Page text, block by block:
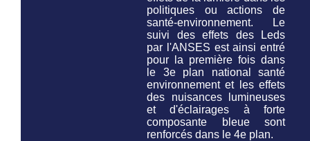
politiques ou actions de
santé-environnement. Le
suivi des effets des Leds
par l'ANSES est ainsi entré
pour la première fois dans
le 3e plan national santé
environnement et les effets
des nuisances lumineuses
et d'éclairages à forte
composante bleue sont
renforcés dans le 4e plan.